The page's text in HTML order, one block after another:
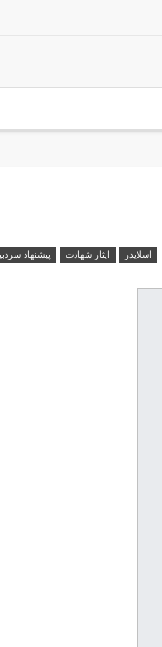
اسلایدر ایثار شهادت پیشنهاد